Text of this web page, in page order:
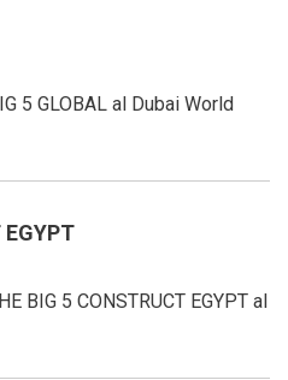
5 GLOBAL al Dubai World
BIG 5 CONSTRUCT EGYPT al